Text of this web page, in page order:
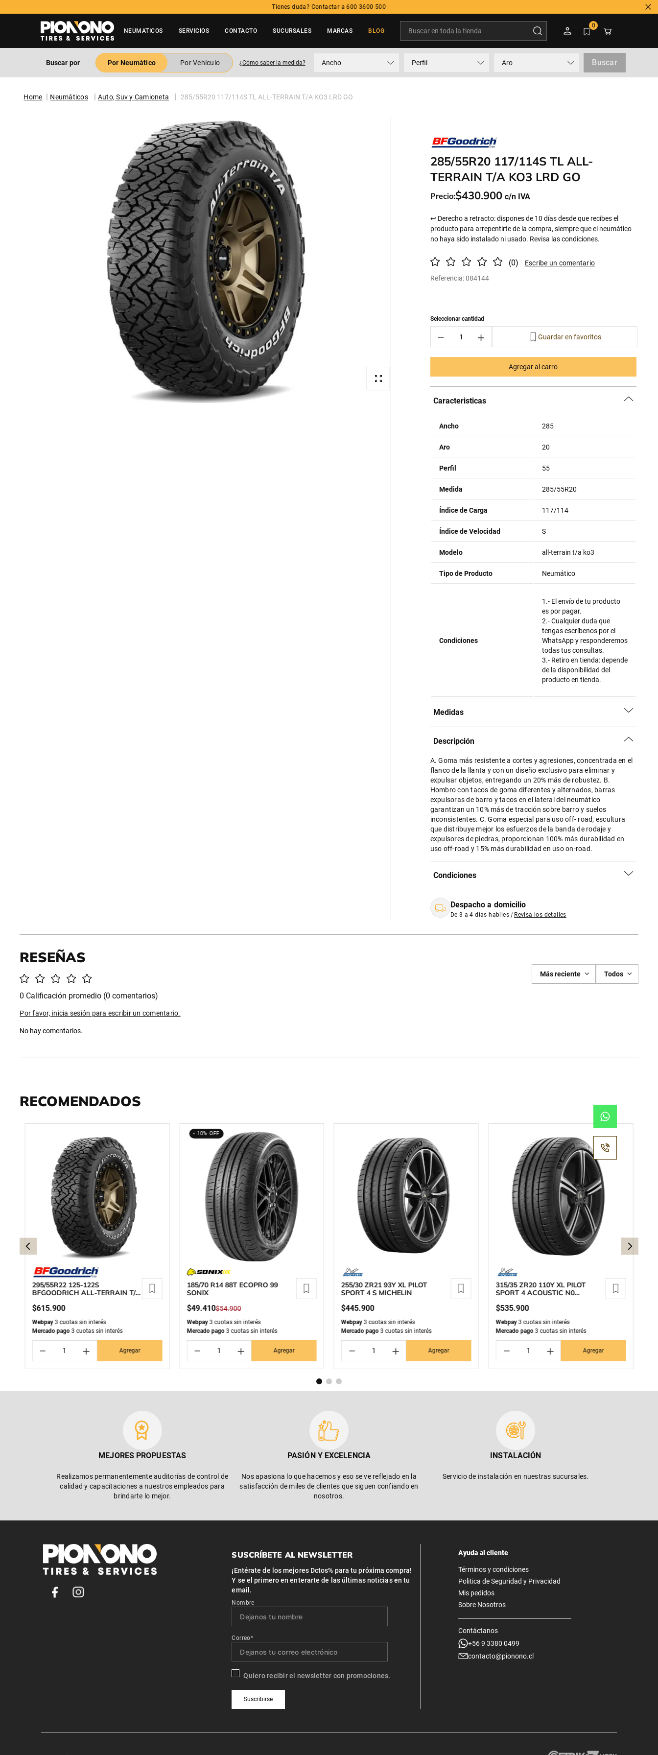
Tienes duda? Contactar a 600 3600 500
NEUMATICOS SERVICIOS CONTACTO SUCURSALES MARCAS BLOG
0
Buscar por Por Neumático Por Vehículo ¿Cómo saber la medida? Ancho Perfil Aro Buscar
Neumáticos Auto, Suv y Camioneta 285/55R20 117/114S TL ALL-TERRAIN T/A KO3 LRD GO
285/55R20 117/114S TL ALL-
TERRAIN T/A KO3 LRD GO
Precio:$430.900
↩ Derecho a retracto: dispones de 10 días desde que recibes el
producto para arrepentirte de la compra, siempre que el neumático
no haya sido instalado ni usado. Revisa las condiciones.
(0)
Referencia:084144
＋
－
Agregar al carro
Caracteristicas
Ancho 285
Aro 20
Perfil 55
Medida 285/55R20
Índice de Carga 117/114
Índice de Velocidad S
Modelo all-terrain t/a ko3
Tipo de Producto Neumático
Condiciones
1.- El envío de tu producto
es por pagar.
2.- Cualquier duda que
tengas escríbenos por el
WhatsApp y responderemos
todas tus consultas.
3.- Retiro en tienda: depende
de la disponibilidad del
producto en tienda.
Medidas
Descripción
A. Goma más resistente a cortes y agresiones, concentrada en el
flanco de la llanta y con un diseño exclusivo para eliminar y
expulsar objetos, entregando un 20% más de robustez. B.
Hombro con tacos de goma diferentes y alternados, barras
expulsoras de barro y tacos en el lateral del neumático
garantizan un 10% más de tracción sobre barro y suelos
inconsistentes. C. Goma especial para uso off- road; escultura
que distribuye mejor los esfuerzos de la banda de rodaje y
expulsores de piedras, proporcionan 100% más durabilidad en
uso off-road y 15% más durabilidad en uso on-road.
Condiciones
Despacho a domicilio
De 3 a 4 días habiles | Revisa los detalles
0 Calificación promedio (0 comentarios)
Por favor, inicia sesión para escribir un comentario.
Más reciente Todos
No hay comentarios.
RECOMENDADOS
295/55R22 125-122S
BFGOODRICH ALL-TERRAIN T/A
$615.900
Webpay3 cuotas sin interés
Mercado pago3 cuotas sin interés
＋
－ Agregar
10%
185/70 R14 88T ECOPRO 99
SONIX
$49.410$54.900
Webpay3 cuotas sin interés
Mercado pago3 cuotas sin interés
＋
－ Agregar
255/30 ZR21 93Y XL PILOT
SPORT 4 S MICHELIN
$445.900
Webpay 3 cuotas sin interés
Mercado pago 3 cuotas sin interés
＋
－ Agregar
315/35 ZR20 110Y XL PILOT
SPORT 4 ACOUSTIC N0
$535.900
Webpay3 cuotas sin interés
Mercado pago3 cuotas sin interés
＋
－ Agregar
MEJORES PROPUESTAS
Realizamos permanentemente auditorías de control de
calidad y capacitaciones a nuestros empleados para
brindarte lo mejor.
PASIÓN Y EXCELENCIA
Nos apasiona lo que hacemos y eso se ve reflejado en la
satisfacción de miles de clientes que siguen confiando en
nosotros.
INSTALACIÓN
Servicio de instalación en nuestras sucursales.
SUSCRÍBETE AL NEWSLETTER
¡Entérate de los mejores Dctos% para tu próxima compra!
Y se el primero en enterarte de las últimas noticias en tu
email.
Nombre
Correo*
Quiero recibir el newsletter con promociones.
Suscribirse
Ayuda al cliente
Términos y condiciones
Politica de Seguridad y Privacidad
Mis pedidos
Sobre Nosotros
Contáctanos
+56 9 3380 0499
contacto@pionono.cl
TÉRMINOS MÁS BUSCADOS
. neumatico
3 195
5. 245